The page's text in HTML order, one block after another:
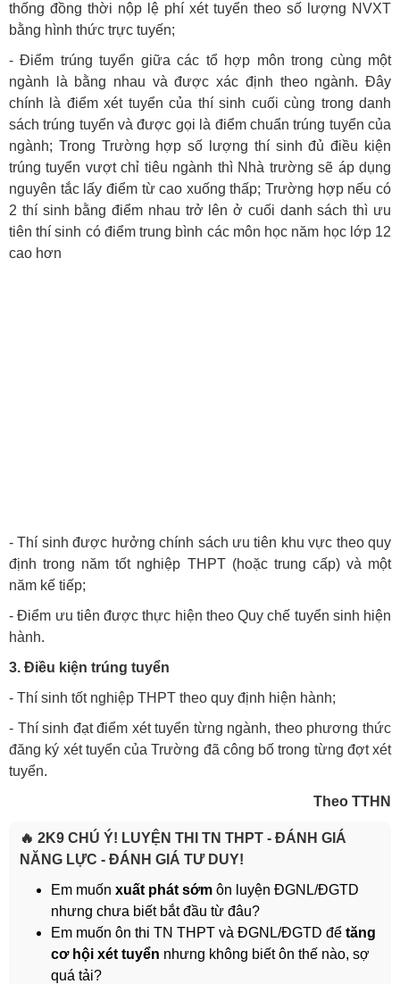
thống đồng thời nộp lệ phí xét tuyển theo số lượng NVXT
bằng hình thức trực tuyến;
- Điểm trúng tuyển giữa các tổ hợp môn trong cùng một
ngành là bằng nhau và được xác định theo ngành. Đây
chính là điểm xét tuyển của thí sinh cuối cùng trong danh
sách trúng tuyển và được gọi là điểm chuẩn trúng tuyển của
ngành; Trong Trường hợp số lượng thí sinh đủ điều kiện
trúng tuyển vượt chỉ tiêu ngành thì Nhà trường sẽ áp dụng
nguyên tắc lấy điểm từ cao xuống thấp; Trường hợp nếu có
2 thí sinh bằng điểm nhau trở lên ở cuối danh sách thì ưu
tiên thí sinh có điểm trung bình các môn học năm học lớp 12
cao hơn
- Thí sinh được hưởng chính sách ưu tiên khu vực theo quy
định trong năm tốt nghiệp THPT (hoặc trung cấp) và một
năm kế tiếp;
- Điểm ưu tiên được thực hiện theo Quy chế tuyển sinh hiện
hành.
3. Điều kiện trúng tuyển
- Thí sinh tốt nghiệp THPT theo quy định hiện hành;
- Thí sinh đạt điểm xét tuyển từng ngành, theo phương thức
đăng ký xét tuyển của Trường đã công bố trong từng đợt xét
tuyển.
Theo TTHN
🔥 2K9 CHÚ Ý! LUYỆN THI TN THPT - ĐÁNH GIÁ
NĂNG LỰC - ĐÁNH GIÁ TƯ DUY!
Em muốn xuất phát sớm ôn luyện ĐGNL/ĐGTD
nhưng chưa biết bắt đầu từ đâu?
Em muốn ôn thi TN THPT và ĐGNL/ĐGTD để tăng
cơ hội xét tuyển nhưng không biết ôn thế nào, sợ
quá tải?